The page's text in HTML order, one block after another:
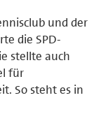
und der
die SPD-
stellte auch
für
So steht es in